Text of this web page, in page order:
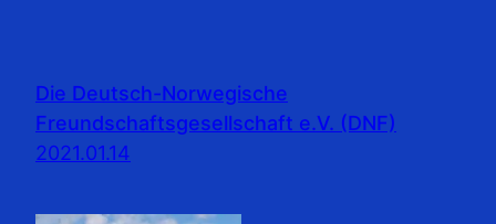
Die Deutsch-Norwegische
Freundschaftsgesellschaft e.V. (DNF)
2021.01.14